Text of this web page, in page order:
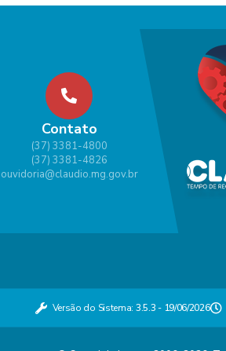
Contato
(37) 3381-4800
(37) 3381-4826
ouvidoria@claudio.mg.gov.br
Versão do Sistema: 3.5.3 - 19/06/2026